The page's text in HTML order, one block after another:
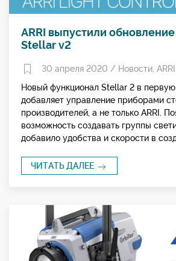
ARRI выпустили
Stellar v2
30 апреля 2020 / Новости ARRI
Новый функционал Stellar 2 в
добавляет управление приборами
производителей, а не только ARRI.
возможность создавать группы
добавило удобства и скорости в
ЧИТАТЬ ДАЛЕЕ